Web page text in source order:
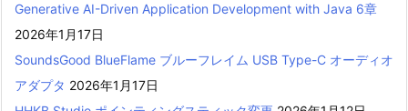
Generative AI-Driven Application Development with Java 6章
2026年1月17日
SoundsGood BlueFlame ブルーフレイム USB Type-C オーディオ
アダプタ 2026年1月17日